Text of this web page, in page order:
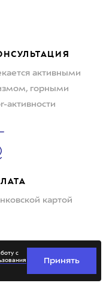
активными
горными
картой
с
Принять